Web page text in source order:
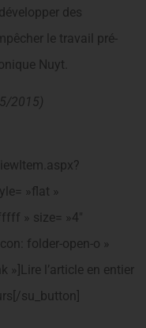
des
le travail pré-
Nuyt.
2015)
»flat »
» size= »4″
folder-open-o »
»]Lire l’article en entier
su_button]